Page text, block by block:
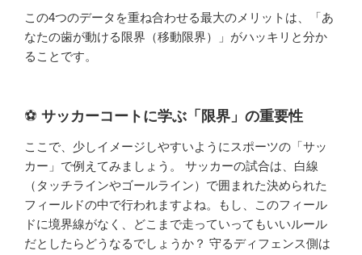
この4つのデータを重ね合わせる最大のメリットは、「あ
なたの歯が動ける限界（移動限界）」がハッキリと分か
ることです。
⚽ サッカーコートに学ぶ「限界」の重要性
ここで、少しイメージしやすいようにスポーツの「サッ
カー」で例えてみましょう。 サッカーの試合は、白線
（タッチラインやゴールライン）で囲まれた決められた
フィールドの中で行われますよね。もし、このフィール
ドに境界線がなく、どこまで走っていってもいいルール
だとしたらどうなるでしょうか？ 守るディフェンス側は